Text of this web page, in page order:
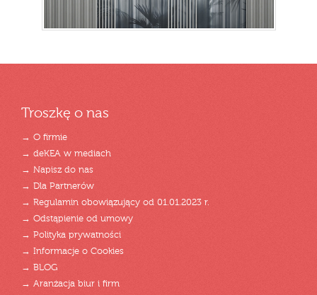
Troszkę o nas
→ O firmie
→ deKEA w mediach
→ Napisz do nas
→ Dla Partnerów
→ Regulamin obowiązujący od 01.01.2023 r.
→ Odstąpienie od umowy
→ Polityka prywatności
→ Informacje o Cookies
→ BLOG
→ Aranżacja biur i firm